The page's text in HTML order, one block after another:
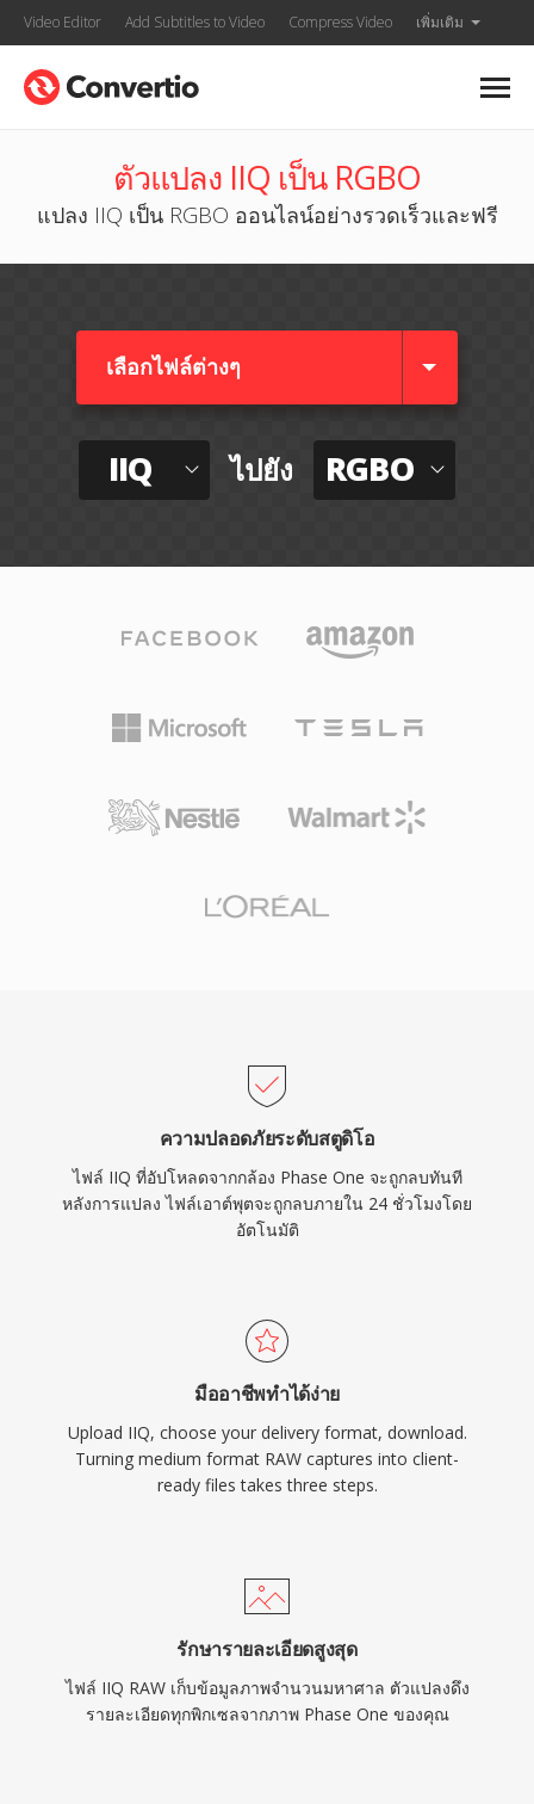
Video Editor Add Subtitles to Video Compress Video เพิ่มเติม
ตัวแปลง IIQ เป็น RGBO
แปลง IIQ เป็น RGBO ออนไลน์อย่างรวดเร็วและฟรี
เลือกไฟล์ต่างๆ​
IIQ ไปยัง RGBO
ความปลอดภัยระดับสตูดิโอ
ไฟล์ IIQ ที่อัปโหลดจากกล้อง Phase One จะถูกลบทันที
หลังการแปลง ไฟล์เอาต์พุตจะถูกลบภายใน 24 ชั่วโมงโดย
อัตโนมัติ
มืออาชีพทำได้ง่าย
Upload IIQ, choose your delivery format, download.
Turning medium format RAW captures into client-
ready files takes three steps.
รักษารายละเอียดสูงสุด
ไฟล์ IIQ RAW เก็บข้อมูลภาพจำนวนมหาศาล ตัวแปลงดึง
รายละเอียดทุกพิกเซลจากภาพ Phase One ของคุณ